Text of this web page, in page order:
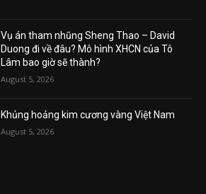
Vụ án tham nhũng Sheng Thao – David
Duong đi về đâu? Mô hình XHCN của Tô
Lâm bao giờ sẽ thành?
August 5, 2026
Khủng hoảng kim cương vàng Việt Nam
August 5, 2026